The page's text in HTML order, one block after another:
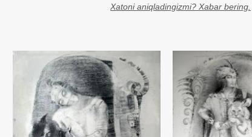
Xatoni aniqladingizmi? Xabar bering.